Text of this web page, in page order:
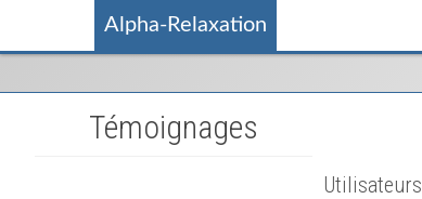
Alpha-Relaxation
Témoignages
Utilisateurs